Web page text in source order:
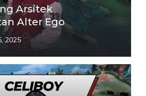
Arsitek
Alter Ego
2025